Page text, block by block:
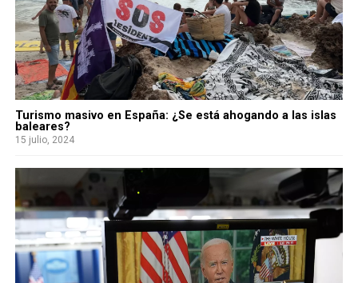
Turismo masivo en España: ¿Se está ahogando a las islas
baleares?
15 julio, 2024